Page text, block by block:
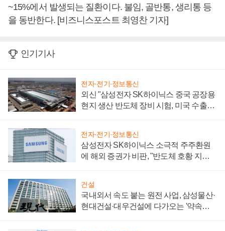
~15%에서 발생되는 질환이다. 불임, 골반통, 생리통 등
을 동반한다. [비즈니스포스트 최영찬 기자]
인기기사
전자·전기·정보통신
외신 "삼성전자 SK하이닉스 중국 공장용
현지 생산 반도체 장비 시험, 미국 수출통
전자·전기·정보통신
삼성전자 SK하이닉스 소극적 주주환원
에 해외 증권가 비판, "반도체 호황 지속
건설
국내외서 속도 붙는 원전 사업, 삼성물산·
현대건설·대우건설에 다가오는 '약속의